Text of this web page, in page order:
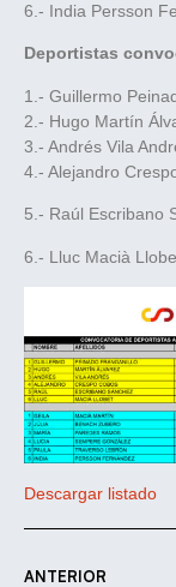
6.- India Persson
Deportistas
1.- Guillermo
2.- Hugo Martín
3.- Andrés Vila
4.- Alejandro
5.- Raúl Escribano
6.- Lluc Macià
Descargar listado
ANTERIOR